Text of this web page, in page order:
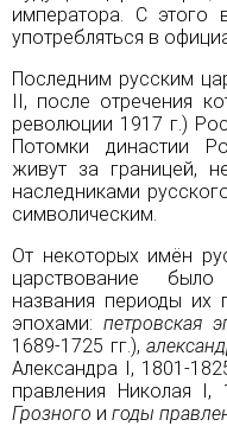
императора. С
употребляться в
Последним русским
II, после отречения
революции 1917 г.)
Потомки династии
живут за границей,
наследниками
символическим.
От некоторых имён
царствование было
названия периоды их
эпохами: петровская
1689-1725 гг.),
Александра I, 1801-
правления Николая I,
Грозного и годы